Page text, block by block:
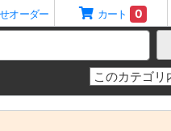
オーダー カート 0